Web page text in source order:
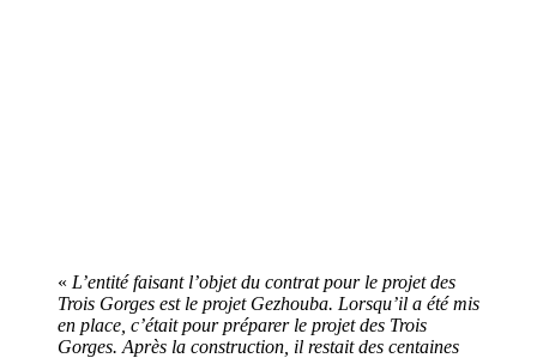
« L’entité faisant l’objet du contrat pour le projet des
Trois Gorges est le projet Gezhouba. Lorsqu’il a été mis
en place, c’était pour préparer le projet des Trois
Gorges. Après la construction, il restait des centaines